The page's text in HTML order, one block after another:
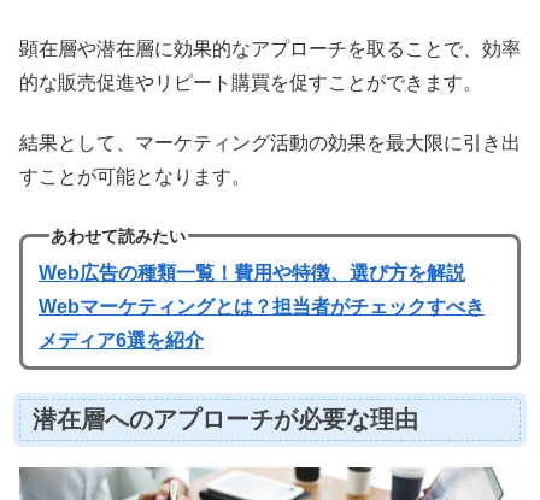
顕在層や潜在層に効果的なアプローチを取ることで、効率
的な販売促進やリピート購買を促すことができます。
結果として、マーケティング活動の効果を最大限に引き出
すことが可能となります。
あわせて読みたい
Web広告の種類一覧！費用や特徴、選び方を解説
Webマーケティングとは？担当者がチェックすべき
メディア6選を紹介
潜在層へのアプローチが必要な理由